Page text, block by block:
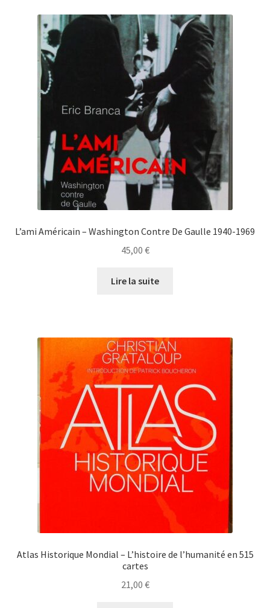
L’ami Américain – Washington Contre De Gaulle 1940-1969
45,00 €
Lire la suite
Atlas Historique Mondial – L’histoire de l’humanité en 515
cartes
21,00 €